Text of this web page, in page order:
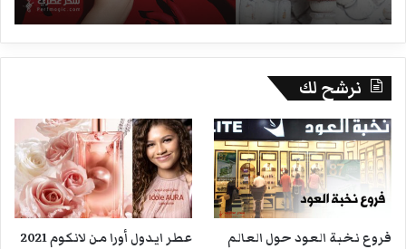
نرشح لك
فروع نخبة العود حول العالم عطر ايدول أورا من لانكوم 2021